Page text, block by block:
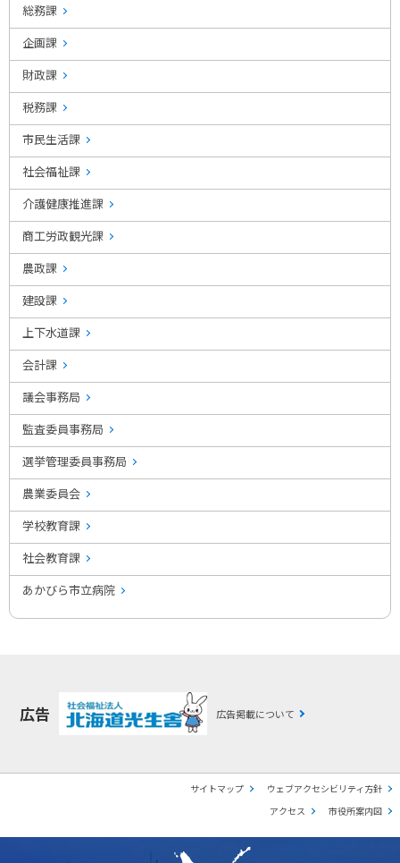
総務課
企画課
財政課
税務課
市民生活課
社会福祉課
介護健康推進課
商工労政観光課
農政課
建設課
上下水道課
会計課
議会事務局
監査委員事務局
選挙管理委員事務局
農業委員会
学校教育課
社会教育課
あかびら市立病院
広告 広告掲載について
サイトマップ
ウェブアクセシビリティ方針
アクセス
市役所案内図